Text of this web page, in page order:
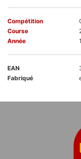
Compétition
Course
Année
EAN
Fabriqué